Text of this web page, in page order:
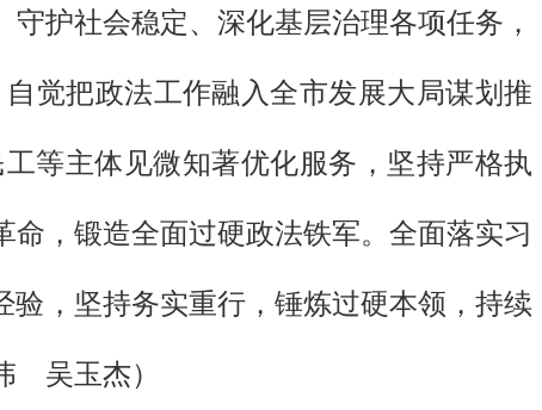
护社会稳定、深化基层治理各项任务，
觉把政法工作融入全市发展大局谋划推
等主体见微知著优化服务，坚持严格执
，锻造全面过硬政法铁军。全面落实习
，坚持务实重行，锤炼过硬本领，持续
吴玉杰）